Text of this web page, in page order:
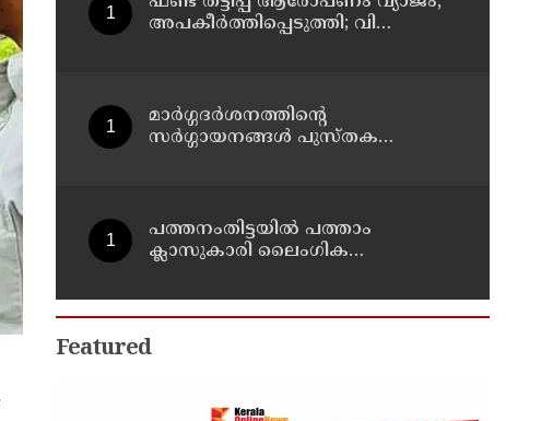
അപകീർത്തിപ്പെടുത്തി; വി
മാർഗ്ഗദർശനത്തിന്റെ
സർഗ്ഗായനങ്ങൾ പുസ്തക
പത്തനംതിട്ടയിൽ പത്താം
ക്ലാസുകാരി ലൈംഗിക
അച്ഛനടക്കം ഏഴ് പേർ
പീഡിപ്പിച്ചെന്ന് പരാതി
Featured